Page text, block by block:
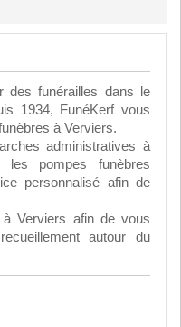
des funérailles dans le
1934, FunéKerf vous
à Verviers.
administratives à
les pompes funèbres
personnalisé afin de
Verviers afin de vous
autour du